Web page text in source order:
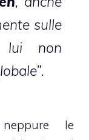
sulle
lui non
le